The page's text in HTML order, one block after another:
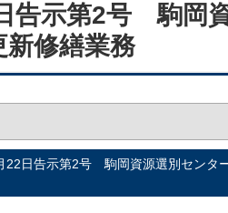
告示第2号 駒
新修繕業務
22日告示第2号 駒岡資源選別センタ